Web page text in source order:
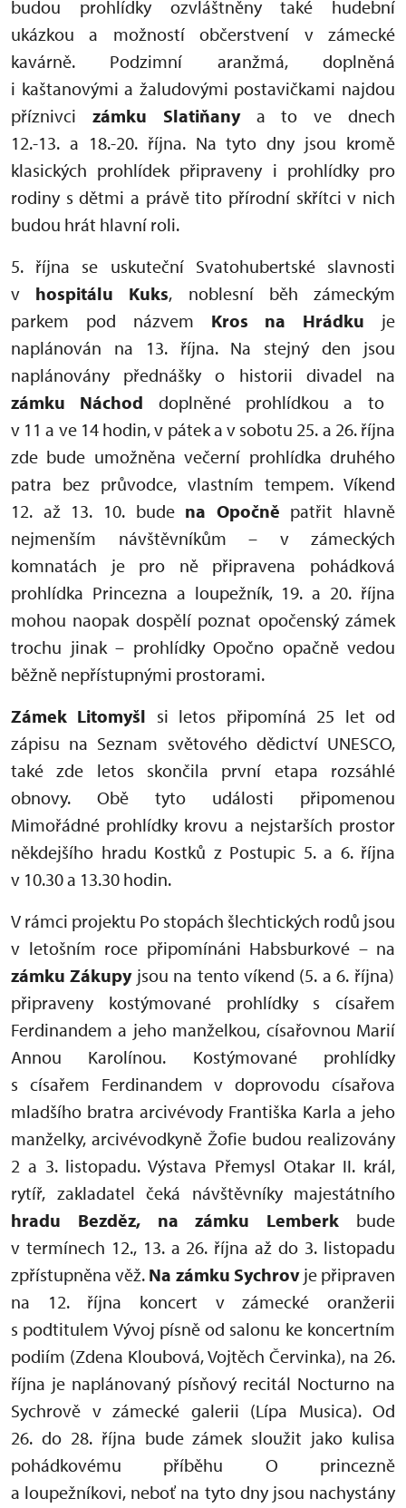
budou prohlídky ozvláštněny také hudební
ukázkou a možností občerstvení v zámecké
kavárně. Podzimní aranžmá, doplněná
i kaštanovými a žaludovými postavičkami najdou
příznivci zámku Slatiňanya to ve dnech
12.-13. a 18.-20. října. Na tyto dny jsou kromě
klasických prohlídek připraveny i prohlídky pro
rodiny s dětmi a právě tito přírodní skřítci v nich
budou hrát hlavní roli.
5. října se uskuteční Svatohubertské slavnosti
v hospitálu Kuks, noblesní běh zámeckým
parkem pod názvem Kros na Hrádku je
naplánován na 13. října. Na stejný den jsou
naplánovány přednášky o historii divadel na
zámku Náchod doplněné prohlídkou a to
v 11 a ve 14 hodin, v pátek a v sobotu 25. a 26. října
zde bude umožněna večerní prohlídka druhého
patra bez průvodce, vlastním tempem. Víkend
12. až 13. 10. budena Opočně patřit hlavně
nejmenším návštěvníkům – v zámeckých
komnatách je pro ně připravena pohádková
prohlídka Princezna a loupežník, 19. a 20. října
mohou naopak dospělí poznat opočenský zámek
trochu jinak – prohlídky Opočno opačně vedou
běžně nepřístupnými prostorami.
Zámek Litomyšl si letos připomíná 25 let od
zápisu na Seznam světového dědictví UNESCO,
také zde letos skončila první etapa rozsáhlé
obnovy. Obě tyto události připomenou
Mimořádné prohlídky krovu a nejstarších prostor
někdejšího hradu Kostků z Postupic 5. a 6. října
v 10.30 a 13.30 hodin.
V rámci projektu Po stopách šlechtických rodů jsou
v letošním roce připomínáni Habsburkové – na
zámku Zákupyjsou na tento víkend (5. a 6. října)
připraveny kostýmované prohlídky s císařem
Ferdinandem a jeho manželkou, císařovnou Marií
Annou Karolínou. Kostýmované prohlídky
s císařem Ferdinandem v doprovodu císařova
mladšího bratra arcivévody Františka Karla a jeho
manželky, arcivévodkyně Žofie budou realizovány
2 a 3. listopadu. Výstava Přemysl Otakar II. král,
rytíř, zakladatel čeká návštěvníky majestátního
hradu Bezděz, na zámku Lemberk bude
v termínech 12., 13. a 26. října až do 3. listopadu
zpřístupněna věž. Na zámku Sychrovje připraven
na 12. října koncert v zámecké oranžerii
s podtitulem Vývoj písně od salonu ke koncertním
podiím (Zdena Kloubová, Vojtěch Červinka), na 26.
října je naplánovaný písňový recitál Nocturno na
Sychrově v zámecké galerii (Lípa Musica). Od
26. do 28. října bude zámek sloužit jako kulisa
pohádkovému příběhu O princezně
a loupežníkovi, neboť na tyto dny jsou nachystány